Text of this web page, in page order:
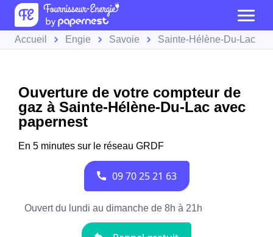
Accueil Engie Savoie Sainte-Hélène-Du-Lac